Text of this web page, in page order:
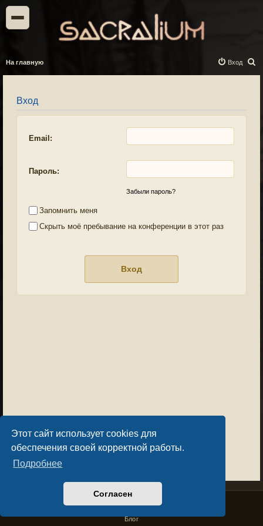
Этот сайт использует cookies для
обеспечения своей корректной работы.
Подробнее
Согласен
На главную
о
Вход
Вход
Email:
Пароль:
Забыли пароль?
Запомнить меня
Скрыть моё пребывание на конференции в этот раз
Privacy PolicyLicense Agreement
Copyright © Sacralium Games 2023-
Блог